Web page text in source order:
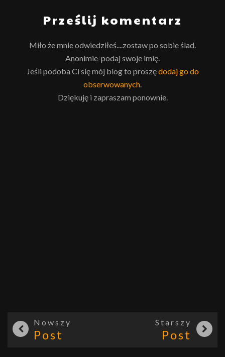
Prześlij komentarz
Miło że mnie odwiedziłeś....zostaw po sobie ślad.
Anonimie-podaj swoje imię.
Jeśli podoba Ci się mój blog to proszędodaj go do
obserwowanych.
Dziękuję i zapraszam ponownie.
Nowszy
Post
Starszy
Post